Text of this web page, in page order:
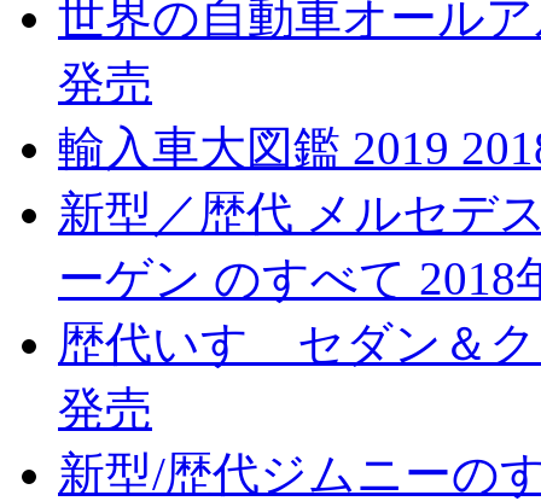
世界の自動車オール
発売
輸入車大図鑑 2019
新型／歴代 メルセデ
ーゲン のすべて 2018
歴代いすゞセダン＆
発売
新型/歴代ジムニーの